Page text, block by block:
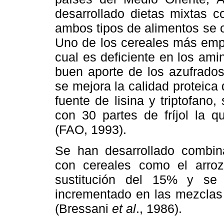
desarrollado dietas mixtas
ambos tipos de alimentos se
Uno de los cereales más
cual es deficiente en los
buen aporte de los
se mejora la calidad
fuente de lisina y
con 30 partes de fríjol la
(FAO, 1993).
Se han desarrollado
con cereales como el
sustitución del 15% y
incrementado en las
(Bressani et al., 1986).